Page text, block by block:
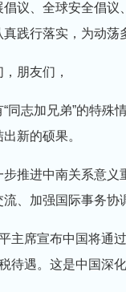
议、全球安全倡
践行落实，为动荡
朋友们，
同志加兄弟”的特
新的硕果。
步推进中南关系意
、加强国际事务协
主席宣布中国将通
待遇。这是中国深